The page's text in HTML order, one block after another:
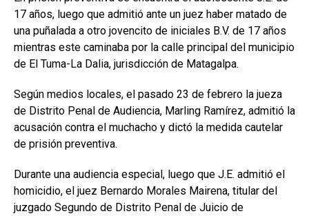
17 años, luego que admitió ante un juez haber matado de
una puñalada a otro jovencito de iniciales B.V. de 17 años
mientras este caminaba por la calle principal del municipio
de El Tuma-La Dalia, jurisdicción de Matagalpa.
Según medios locales, el pasado 23 de febrero la jueza
de Distrito Penal de Audiencia, Marling Ramírez, admitió la
acusación contra el muchacho y dictó la medida cautelar
de prisión preventiva.
Durante una audiencia especial, luego que J.E. admitió el
homicidio, el juez Bernardo Morales Mairena, titular del
juzgado Segundo de Distrito Penal de Juicio de